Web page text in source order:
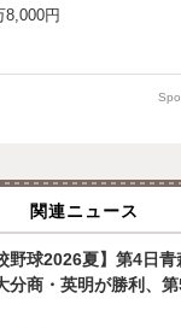
8,000円
関連ニュース
野球2026夏】第4日
分商・英明が勝利、